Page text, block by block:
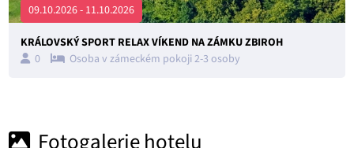
KRÁLOVSKÝ SPORT RELAX VÍKEND NA ZÁMKU ZBIROH
0
Osoba v zámeckém pokoji 2-3 osoby
09.10.2026 - 11.10.2026